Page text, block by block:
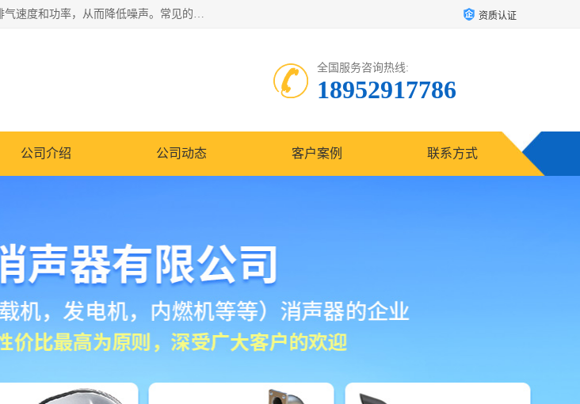
消音器主要用于降低机械设备或枪械等产生的噪声。它通过阻尼或增加排气面积来降低排气速度和功率，从而降低噪声。常见的消音器类型包括阻性消声器、抗性消声器、共振消声器以及阻抗复合式消声器等。这些消音器各有特点，适用于不同频率的噪声消除。 资质认证
全国服务咨询热线:
18952917786
公司介绍 公司动态 客户案例 联系方式